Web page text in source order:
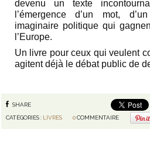
devenu un texte
l’émergence d’un mot,
imaginaire politique qui
l’Europe.
Un livre pour ceux qui veulent
agitent déjà le débat public de
SHARE
CATÉGORIES : LIVRES 0 COMMENTAIRE